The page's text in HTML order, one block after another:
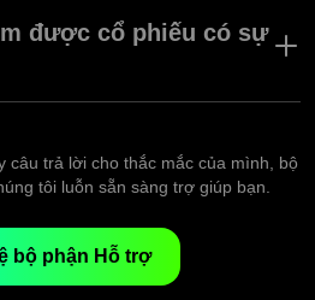
trong ba chế độ giao dịch bất kỳ.
được cổ phiếu có sự
quan trọng của phân tích cơ bản.
câu trả lời cho thắc mắc của mình, bộ
tôi luỗn sẵn sàng trợ giúp bạn.
bộ phận Hỗ trợ